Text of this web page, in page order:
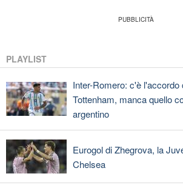
PLAYLIST
Inter-Romero: c'è l'accordo
Tottenham, manca quello
argentino
Eurogol di Zhegrova, la
Chelsea